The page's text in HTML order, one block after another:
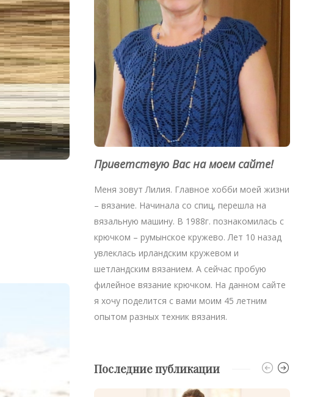
Приветствую Вас на моем сайте!
Меня зовут Лилия. Главное хобби моей жизни
– вязание. Начинала со спиц, перешла на
вязальную машину. В 1988г. познакомилась с
крючком – румынское кружево. Лет 10 назад
увлеклась ирландским кружевом и
шетландским вязанием. А сейчас пробую
филейное вязание крючком. На данном сайте
я хочу поделится с вами моим 45 летним
опытом разных техник вязания.
Последние публикации